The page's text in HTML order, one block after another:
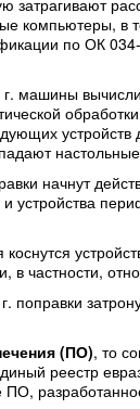
затрагивают
компьютеры, в
по ОК
машины
начнут
и устройства
коснутся
в частности,
поправки
(ПО), то
реестр